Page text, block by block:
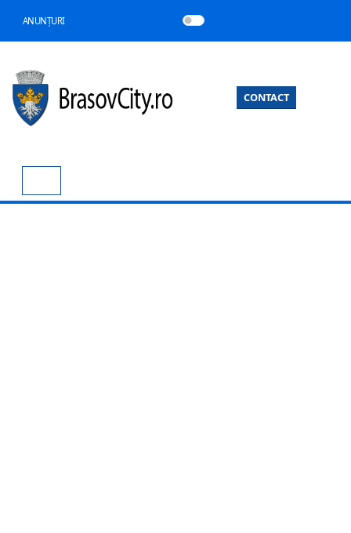
ANUNȚURI
CONTACT